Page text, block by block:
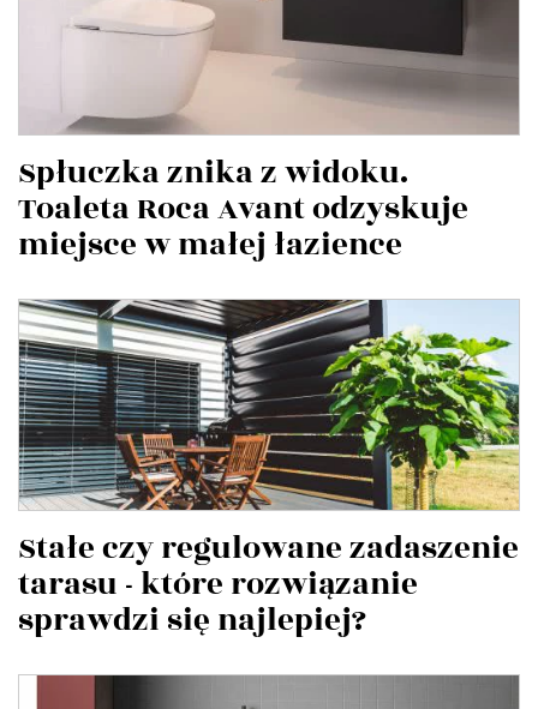
Spłuczka znika z widoku.
Toaleta Roca Avant odzyskuje
miejsce w małej łazience
Stałe czy regulowane zadaszenie
tarasu - które rozwiązanie
sprawdzi się najlepiej?